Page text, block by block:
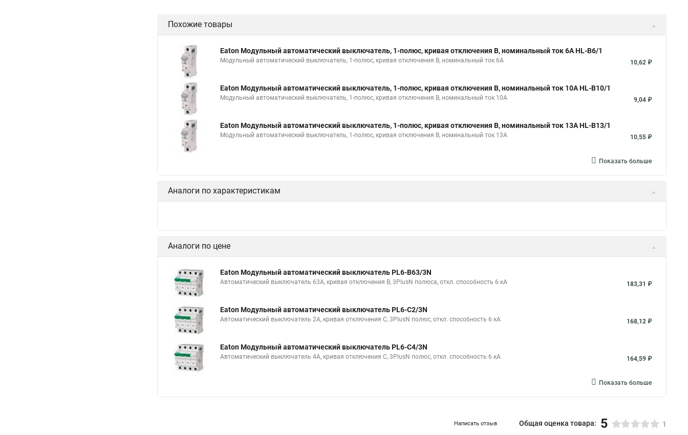
Похожие товары
Eaton Модульный автоматический выключатель, 1-полюс, кривая отключения B, номинальный ток 6А HL-B6/1
Модульный автоматический выключатель, 1-полюс, кривая отключения B, номинальный ток 6А 10,62 ₽
Eaton Модульный автоматический выключатель, 1-полюс, кривая отключения B, номинальный ток 10А HL-B10/1
Модульный автоматический выключатель, 1-полюс, кривая отключения B, номинальный ток 10А 9,04 ₽
Eaton Модульный автоматический выключатель, 1-полюс, кривая отключения B, номинальный ток 13А HL-B13/1
Модульный автоматический выключатель, 1-полюс, кривая отключения B, номинальный ток 13А 10,55 ₽
Показать больше
Аналоги по характеристикам
Аналоги по цене
Eaton Модульный автоматический выключатель PL6-B63/3N
Автоматический выключатель 63А, кривая отключения В, 3PlusN полюса, откл. способность 6 кА 183,31 ₽
Eaton Модульный автоматический выключатель PL6-C2/3N
Автоматический выключатель 2А, кривая отключения С, 3PlusN полюс, откл. способность 6 кА 168,12 ₽
Eaton Модульный автоматический выключатель PL6-C4/3N
Автоматический выключатель 4А, кривая отключения С, 3PlusN полюс, откл. способность 6 кА 164,59 ₽
Показать больше
Написать отзыв Общая оценка товара: 5 1